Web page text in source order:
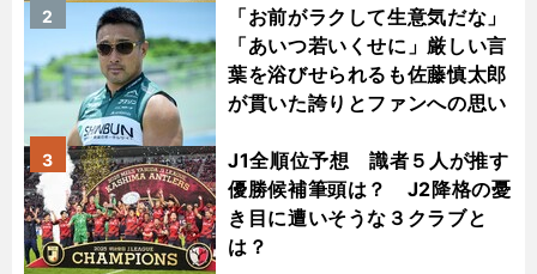
「お前がラクして生意気だな」
「あいつ若いくせに」厳しい言
葉を浴びせられるも佐藤慎太郎
が貫いた誇りとファンへの思い
2
J1全順位予想 識者５人が推す
優勝候補筆頭は？ J2降格の憂
き目に遭いそうな３クラブと
は？
3